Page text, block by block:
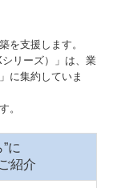
を支援します。
リーズ）」は、業
に集約していま
。
に
紹介